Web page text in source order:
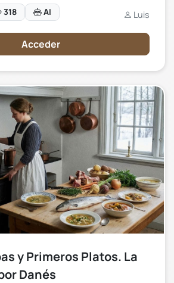
318 AI Luis
Acceder
y Primeros Platos. La
Danés